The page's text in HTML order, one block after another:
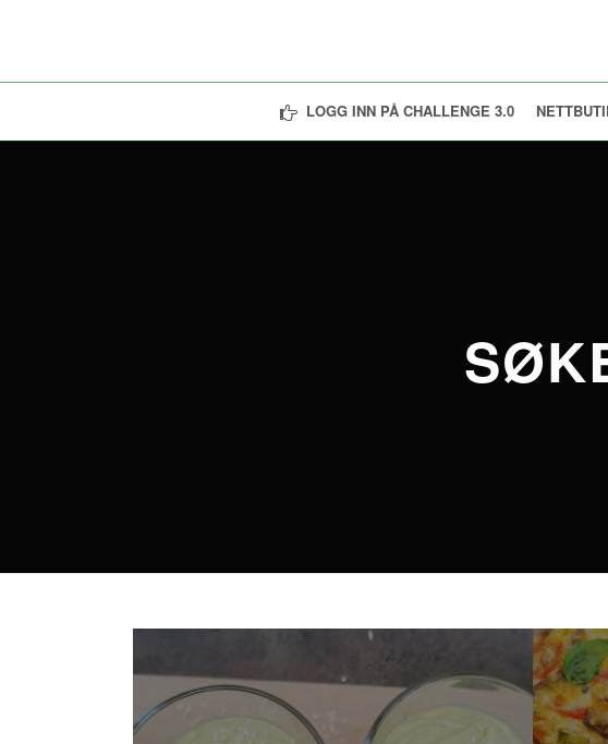
LOGG INN PÅ CHALLENGE 3.0